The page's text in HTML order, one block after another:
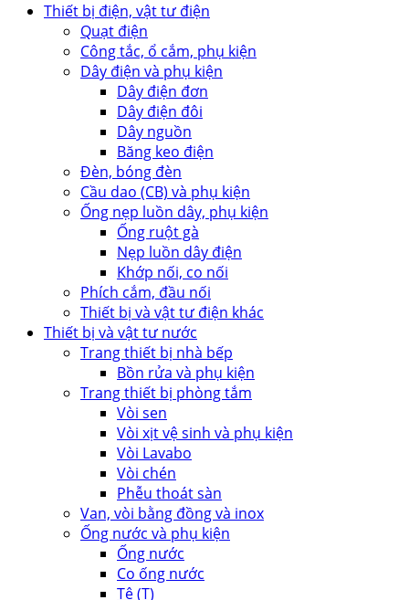
Thiết bị điện, vật tư điện
Quạt điện
Công tắc, ổ cắm, phụ kiện
Dây điện và phụ kiện
Dây điện đơn
Dây điện đôi
Dây nguồn
Băng keo điện
Đèn, bóng đèn
Cầu dao (CB) và phụ kiện
Ống nẹp luồn dây, phụ kiện
Ống ruột gà
Nẹp luồn dây điện
Khớp nối, co nối
Phích cắm, đầu nối
Thiết bị và vật tư điện khác
Thiết bị và vật tư nước
Trang thiết bị nhà bếp
Bồn rửa và phụ kiện
Trang thiết bị phòng tắm
Vòi sen
Vòi xịt vệ sinh và phụ kiện
Vòi Lavabo
Vòi chén
Phễu thoát sàn
Van, vòi bằng đồng và inox
Ống nước và phụ kiện
Ống nước
Co ống nước
Tê (T)